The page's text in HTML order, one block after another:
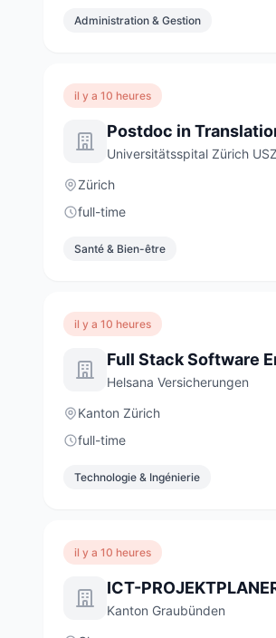
Administration & Gestion
il y a 10 heures
Universitätsspital Zürich USZ
Zürich
full-time
Santé & Bien-être
il y a 10 heures
Helsana Versicherungen
Kanton Zürich
full-time
Technologie & Ingénierie
il y a 10 heures
ICT-
Kanton Graubünden